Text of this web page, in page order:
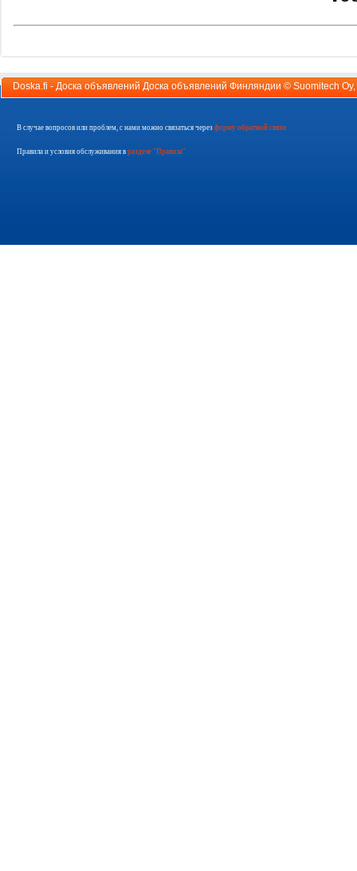
Doska.fi - Доска объявлений Доска объявлений Финляндии © Suomitech Oy
В случае вопросов или проблем, с нами можно связаться через форму обратной связи
Правила и условия обслуживания в разделе "Правила"